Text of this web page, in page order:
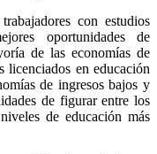
con estudios
oportunidades de
de las economías de
licenciados en educación
de ingresos bajos y
de figurar entre los
de educación más